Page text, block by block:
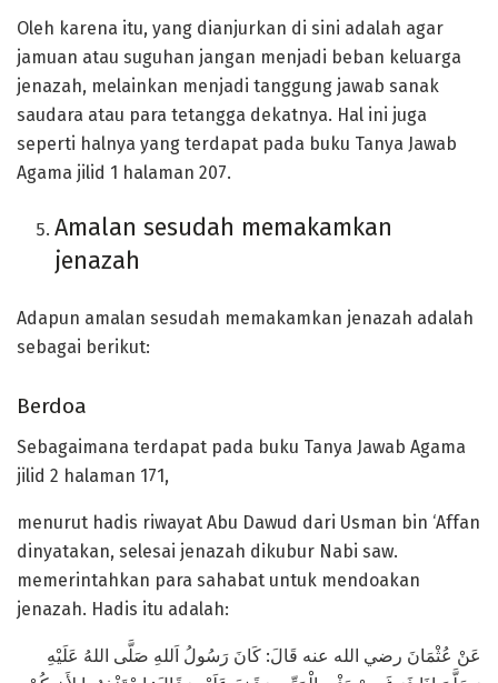
Oleh karena itu, yang dianjurkan di sini adalah agar
jamuan atau suguhan jangan menjadi beban keluarga
jenazah, melainkan menjadi tanggung jawab sanak
saudara atau para tetangga dekatnya. Hal ini juga
seperti halnya yang terdapat pada buku Tanya Jawab
Agama jilid 1 halaman 207.
Amalan sesudah memakamkan
jenazah
Adapun amalan sesudah memakamkan jenazah adalah
sebagai berikut:
Berdoa
Sebagaimana terdapat pada buku Tanya Jawab Agama
jilid 2 halaman 171,
menurut hadis riwayat Abu Dawud dari Usman bin ‘Affan
dinyatakan, selesai jenazah dikubur Nabi saw.
memerintahkan para sahabat untuk mendoakan
jenazah. Hadis itu adalah:
عَنْ عُثْمَانَ رضي الله عنه قَالَ: كَانَ رَسُولُ اَللهِ صَلَّى اللهُ عَلَيْهِ